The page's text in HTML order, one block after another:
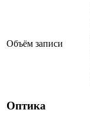
Объём записи
Оптика